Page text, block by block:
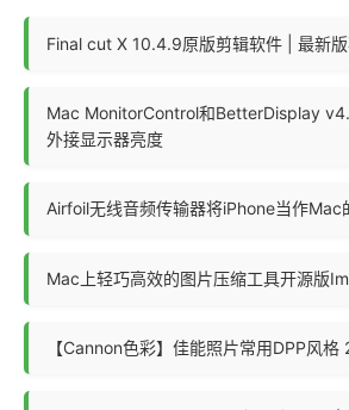
Final cut X 10.4.9原版剪辑软件 | 最新
Mac MonitorControl和BetterDisplay
外接显示器亮度
Airfoil无线音频传输器将iPhone当作Mac
Mac上轻巧高效的图片压缩工具开源版
【Cannon色彩】佳能照片常用DPP风格